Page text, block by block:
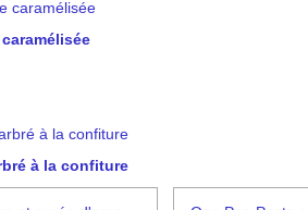
à la confiture